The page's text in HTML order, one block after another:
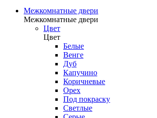
Межкомнатные двери
Межкомнатные двери
Цвет
Цвет
Белые
Венге
Дуб
Капучино
Коричневые
Орех
Под покраску
Светлые